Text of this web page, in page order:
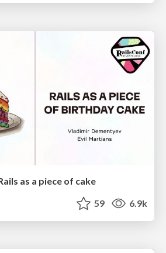
as a piece of cake
59 6.9k